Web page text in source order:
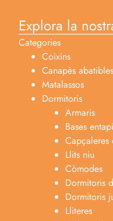
Explora la
Categories
Coixins
Canapès abatibles
Matalassos
Dormitoris
Armaris
Bases
Llits niu
Còmodes
Dormitoris
Dormitoris
Lliteres